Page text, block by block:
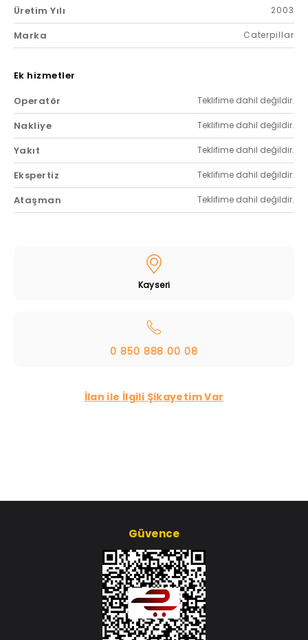
Üretim Yılı 2003
Marka Caterpillar
Ek hizmetler
Operatör
Teklifime dahil değildir.
Nakliye Teklifime dahil değildir.
Yakıt Teklifime dahil değildir.
Ekspertiz Teklifime dahil değildir.
Ataşman Teklifime dahil değildir.
Kayseri
0 850 888 00 08
İlan ile İlgili Şikayetim Var
Güvence